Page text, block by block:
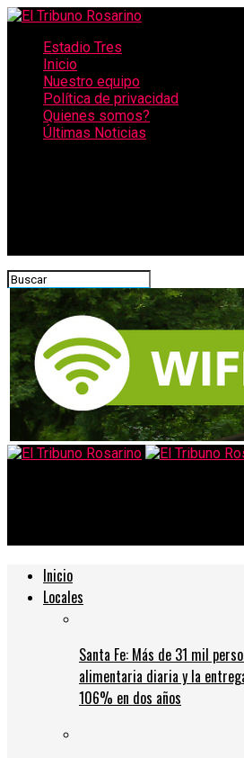
Estadio Tres
Inicio
Nuestro equipo
Política de privacidad
Quienes somos?
Últimas Noticias
Inicio
Locales
Santa Fe: Más de 31 mil
alimentaria diaria y la
106% en dos años